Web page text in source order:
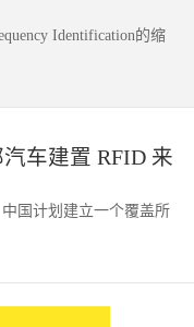
Identification的缩
车建置 RFID 来
国计划建立一个覆盖所